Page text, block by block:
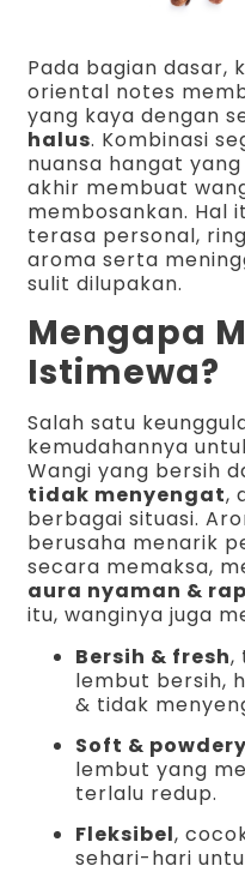
Pada bagian dasar,
oriental notes
yang kaya dengan
halus. Kombinasi
nuansa hangat
akhir membuat
membosankan. Hal
terasa personal,
aroma serta
sulit dilupakan.
Mengapa
Istimewa?
Salah satu
kemudahannya
Wangi yang bersih
tidak menyengat,
berbagai situasi.
berusaha menarik
secara memaksa,
aura nyaman &
itu, wanginya juga
Bersih & fresh,
lembut bersih,
& tidak
Soft &
lembut yang
terlalu redup.
Fleksibel,
sehari-hari